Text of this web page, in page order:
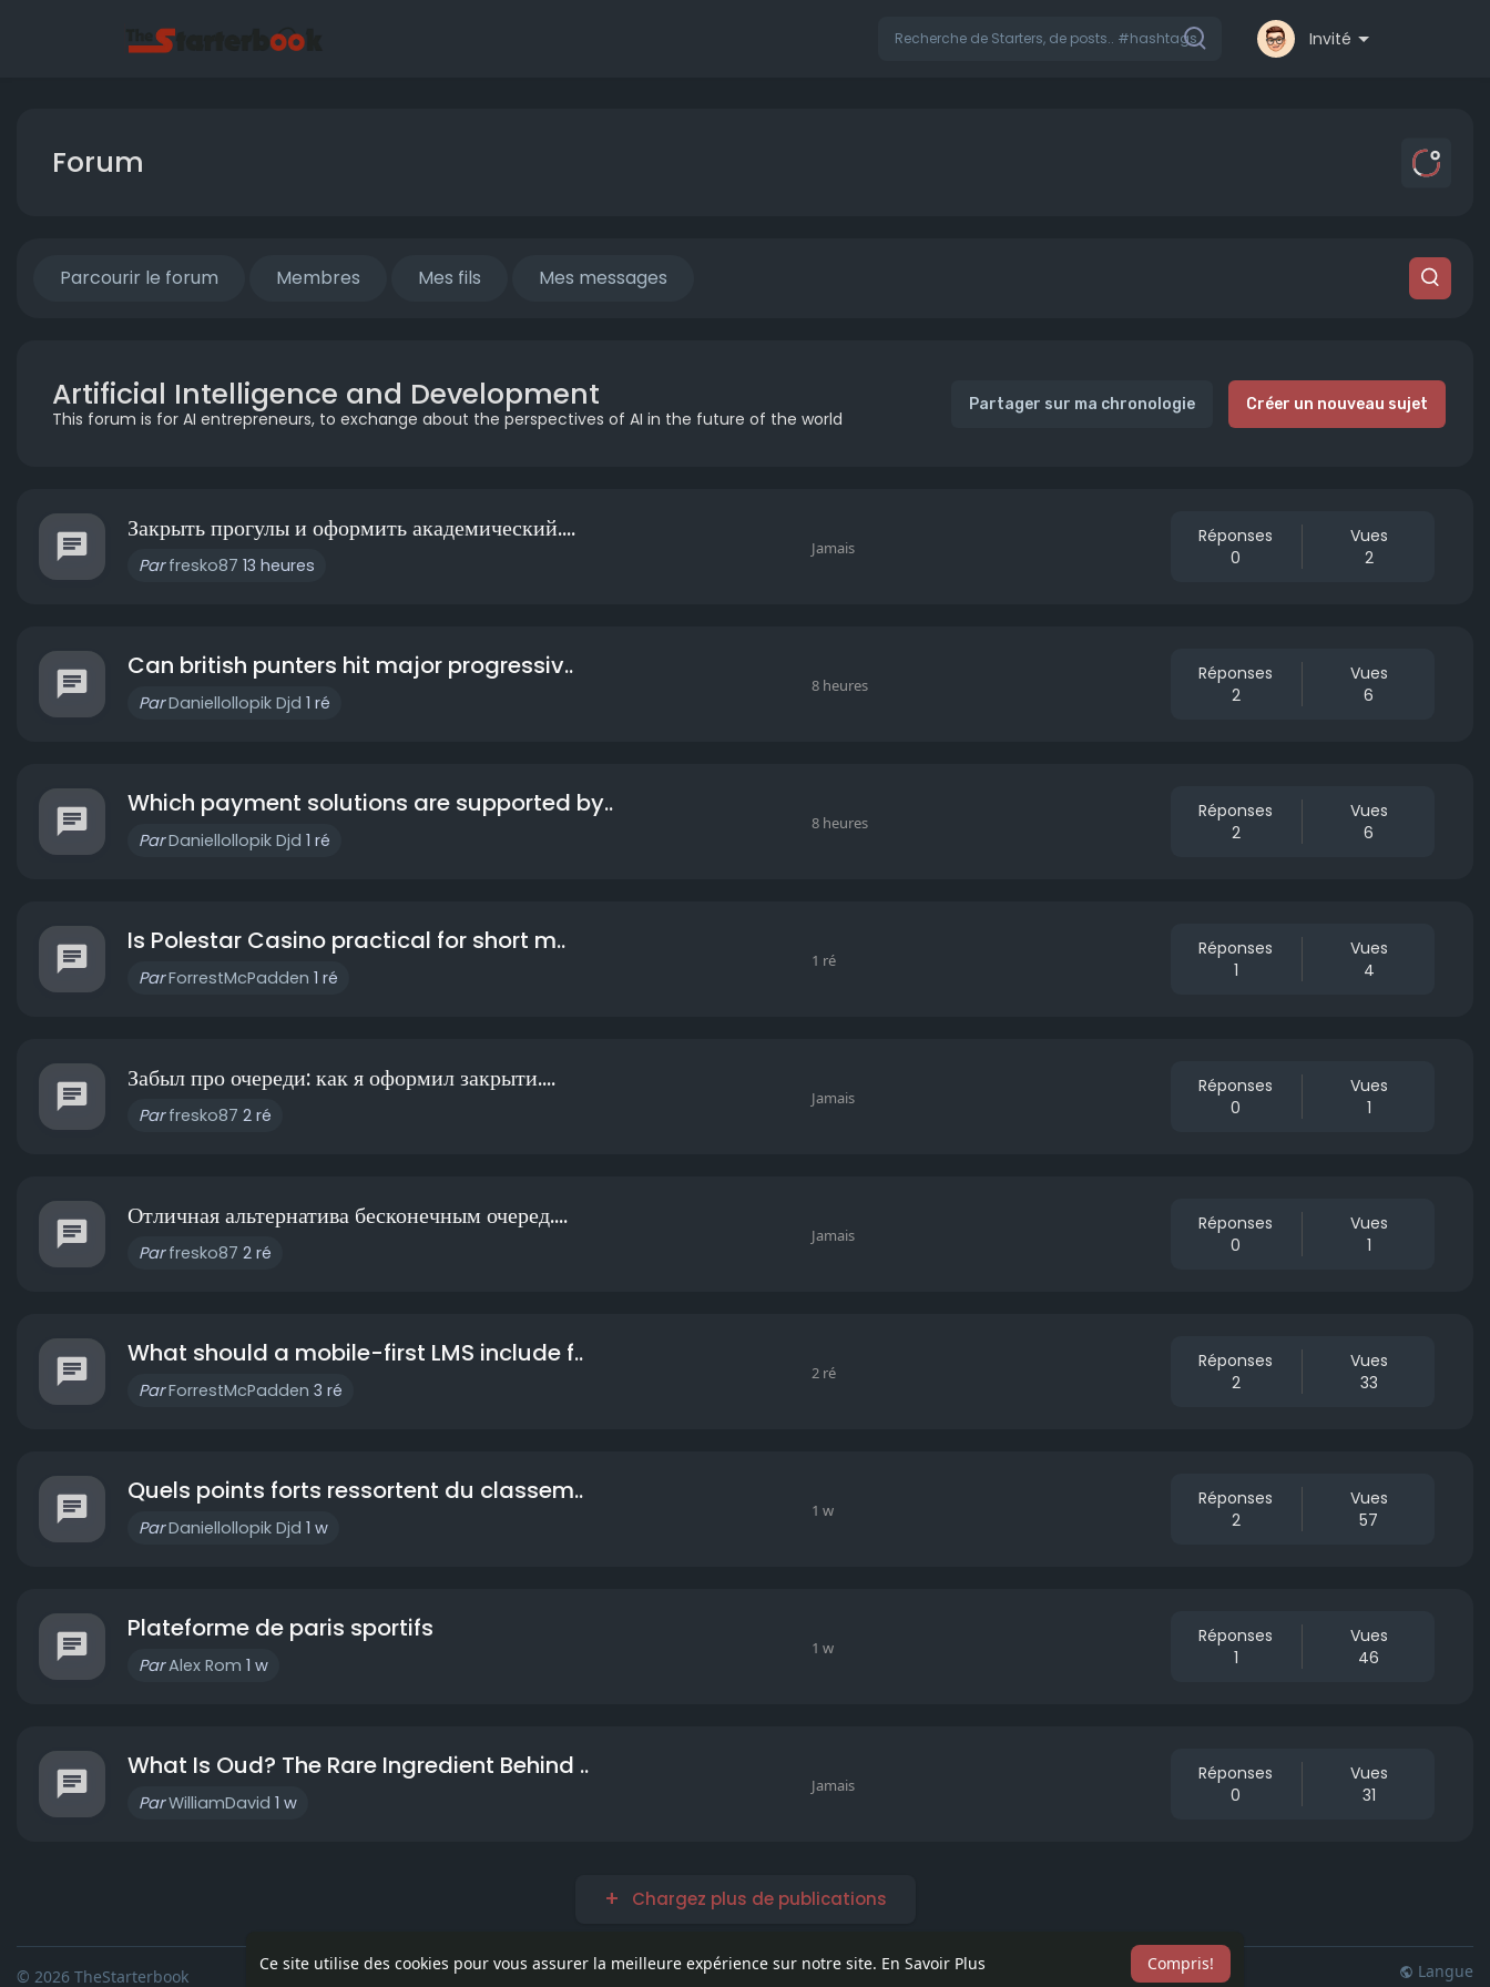
Ce site utilise des cookies pour vous assurer la meilleure expérience sur notre site. En Savoir Plus Compris!
Invité
Forum
Parcourir le forum Membres Mes fils Mes messages
Artificial Intelligence and Development
This forum is for AI entrepreneurs, to exchange about the perspectives of AI in the future of the world
Partager sur ma chronologie Créer un nouveau sujet
Закрыть прогулы и оформить академический....
Par fresko87 13 heures
Jamais
Réponses
0
Vues
2
Can british punters hit major progressiv..
Par Daniellollopik Djd 1 ré
8 heures
Réponses
2
Vues
6
Which payment solutions are supported by..
Par Daniellollopik Djd 1 ré
8 heures
Réponses
2
Vues
6
Is Polestar Casino practical for short m..
Par ForrestMcPadden 1 ré
1 ré
Réponses
1
Vues
4
Забыл про очереди: как я оформил закрыти....
Par fresko87 2 ré
Jamais
Réponses
0
Vues
1
Отличная альтернатива бесконечным очеред....
Par fresko87 2 ré
Jamais
Réponses
0
Vues
1
What should a mobile-first LMS include f..
Par ForrestMcPadden 3 ré
2 ré
Réponses
2
Vues
33
Quels points forts ressortent du classem..
Par Daniellollopik Djd 1 w
1 w
Réponses
2
Vues
57
Plateforme de paris sportifs
Par Alex Rom 1 w
1 w
Réponses
1
Vues
46
What Is Oud? The Rare Ingredient Behind ..
Par WilliamDavid 1 w
Jamais
Réponses
0
Vues
31
Chargez plus de publications
© 2026 TheStarterbook Accueil A propos Contactez nous Politique de confidentialité Conditions d'utilisation Plus Langue